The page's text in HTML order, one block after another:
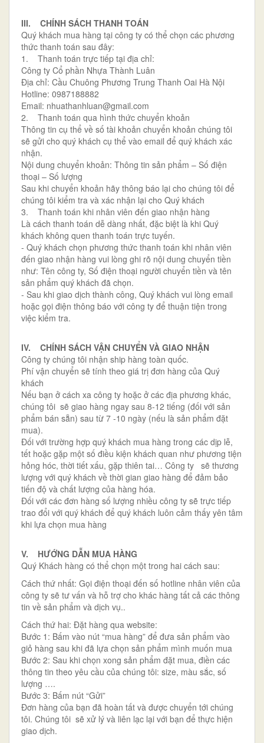
III. CHÍNH SÁCH THANH TOÁN
Quý khách mua hàng tại công ty có thể chọn các phương
thức thanh toán sau đây:
1. Thanh toán trực tiếp tại địa chỉ:
Công ty Cổ phần Nhựa Thành Luân
Địa chỉ: Cầu Chuông Phương Trung Thanh Oai Hà Nội
Hotline: 0987188882
Email: nhuathanhluan@gmail.com
2. Thanh toán qua hình thức chuyển khoản
Thông tin cụ thể về số tài khoản chuyển khoản chúng tôi
sẽ gửi cho quý khách cụ thể vào email để quý khách xác
nhận.
Nội dung chuyển khoản: Thông tin sản phẩm – Số điện
thoại – Số lượng
Sau khi chuyển khoản hãy thông báo lại cho chúng tôi để
chúng tôi kiểm tra và xác nhận lại cho Quý khách
3. Thanh toán khi nhân viên đến giao nhận hàng
Là cách thanh toán dễ dàng nhất, đặc biệt là khi Quý
khách không quen thanh toán trực tuyến.
- Quý khách chọn phương thức thanh toán khi nhân viên
đến giao nhận hàng vui lòng ghi rõ nội dung chuyển tiền
như: Tên công ty, Số điện thoại người chuyển tiền và tên
sản phẩm quý khách đã chọn.
- Sau khi giao dịch thành công, Quý khách vui lòng email
hoặc gọi điện thông báo với công ty để thuận tiện trong
việc kiểm tra.
IV. CHÍNH SÁCH VẬN CHUYỂN VÀ GIAO NHẬN
Công ty chúng tôi nhận ship hàng toàn quốc.
Phí vận chuyển sẽ tính theo giá trị đơn hàng của Quý
khách
Nếu bạn ở cách xa công ty hoặc ở các địa phương khác,
chúng tôi sẽ giao hàng ngay sau 8-12 tiếng (đối với sản
phẩm bán sẵn) sau từ 7 -10 ngày (nếu là sản phẩm đặt
mua).
Đối với trường hợp quý khách mua hàng trong các dịp lễ,
tết hoặc gặp một số điều kiện khách quan như phương tiện
hỏng hóc, thời tiết xấu, gặp thiên tai… Công ty sẽ thương
lượng với quý khách về thời gian giao hàng để đảm bảo
tiến độ và chất lượng của hàng hóa.
Đối với các đơn hàng số lượng nhiều công ty sẽ trực tiếp
trao đổi với quý khách để quý khách luôn cảm thấy yên tâm
khi lựa chọn mua hàng
V. HƯỚNG DẪN MUA HÀNG
Quý Khách hàng có thể chọn một trong hai cách sau:
Cách thứ nhất: Gọi điện thoại đến số hotline nhân viên của
công ty sẽ tư vấn và hỗ trợ cho khác hàng tất cả các thông
tin về sản phẩm và dịch vụ..
Cách thứ hai: Đặt hàng qua website:
Bước 1: Bấm vào nút “mua hàng” để đưa sản phẩm vào
giỏ hàng sau khi đã lựa chọn sản phẩm mình muốn mua
Bước 2: Sau khi chọn xong sản phẩm đặt mua, điền các
thông tin theo yêu cầu của chúng tôi: size, màu sắc, số
lượng ….
Bước 3: Bấm nút “Gửi”
Đơn hàng của bạn đã hoàn tất và được chuyển tới chúng
tôi. Chúng tôi sẽ xử lý và liên lạc lại với bạn để thực hiện
giao dịch.